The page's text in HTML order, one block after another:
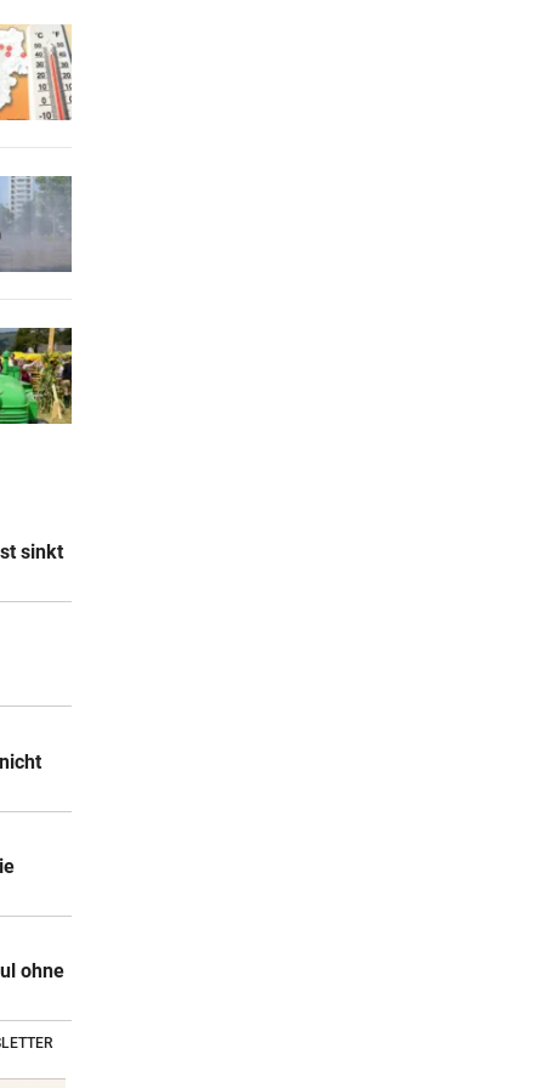
sinkt
ohne